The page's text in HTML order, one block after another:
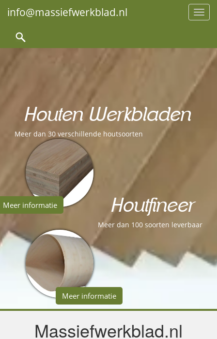
info@massiefwerkblad.nl
Houten Werkbladen
Meer dan 30 verschillende houtsoorten
Meer informatie Houtfineer
Meer dan 100 soorten leverbaar
Meer informatie
Massiefwerkblad.nl